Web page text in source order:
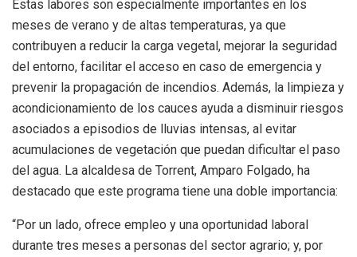
Estas labores son especialmente importantes en los
meses de verano y de altas temperaturas, ya que
contribuyen a reducir la carga vegetal, mejorar la seguridad
del entorno, facilitar el acceso en caso de emergencia y
prevenir la propagación de incendios. Además, la limpieza y
acondicionamiento de los cauces ayuda a disminuir riesgos
asociados a episodios de lluvias intensas, al evitar
acumulaciones de vegetación que puedan dificultar el paso
del agua. La alcaldesa de Torrent, Amparo Folgado, ha
destacado que este programa tiene una doble importancia:
“Por un lado, ofrece empleo y una oportunidad laboral
durante tres meses a personas del sector agrario; y, por